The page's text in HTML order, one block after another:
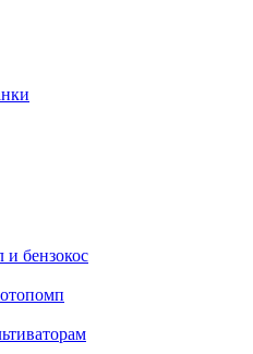
и бензокос